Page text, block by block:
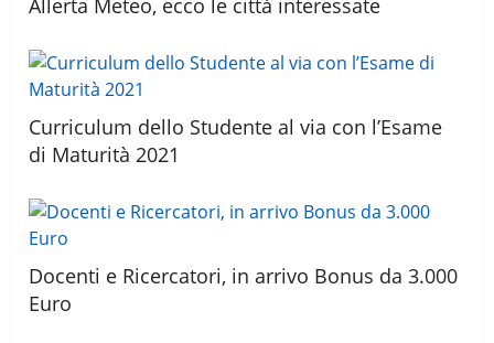
Curriculum dello Studente al via con l’Esame
di Maturità 2021
Docenti e Ricercatori, in arrivo Bonus da 3.000
Euro